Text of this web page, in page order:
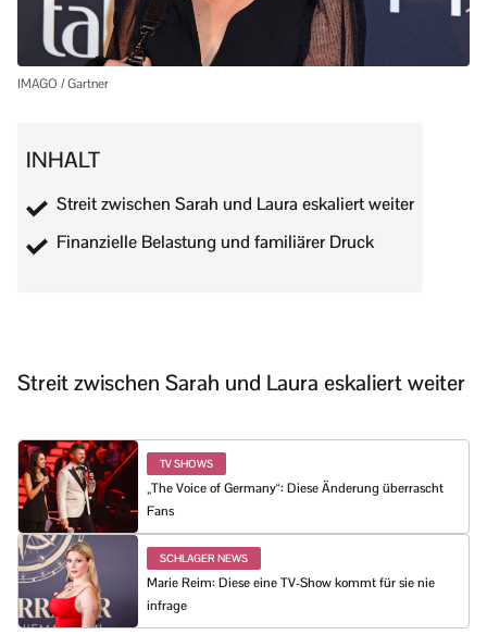
IMAGO / Gartner
INHALT
Streit zwischen Sarah und Laura eskaliert weiter
Finanzielle Belastung und familiärer Druck
Streit zwischen Sarah und Laura eskaliert weiter
TV SHOWS
„The Voice of Germany“: Diese Änderung überrascht
Fans
SCHLAGER NEWS
Marie Reim: Diese eine TV-Show kommt für sie nie
infrage